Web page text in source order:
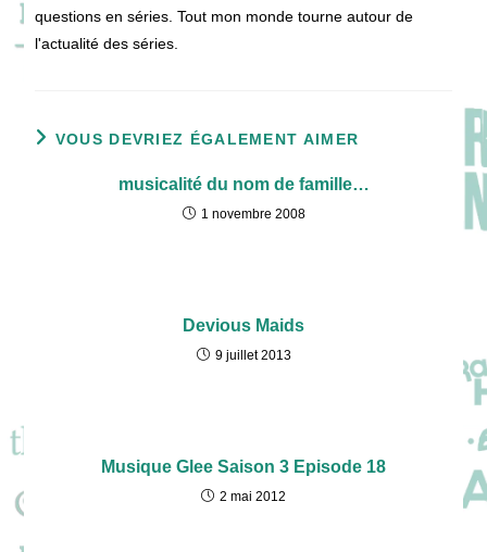
questions en séries. Tout mon monde tourne autour de
l'actualité des séries.
VOUS DEVRIEZ ÉGALEMENT AIMER
musicalité du nom de famille…
1 novembre 2008
Devious Maids
9 juillet 2013
Musique Glee Saison 3 Episode 18
2 mai 2012